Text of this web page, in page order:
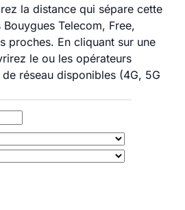
la distance qui sépare cette
Telecom, Free,
proches. En cliquant sur une
le ou les opérateurs
réseau disponibles (4G, 5G